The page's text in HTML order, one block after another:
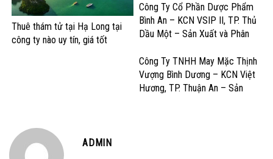
Thuê thám tử tại Hạ Long tại
công ty nào uy tín, giá tốt
– Sản Xuất Sữa và Sản Phẩm
Dinh Dưỡng
Công Ty Cổ Phần Dược Phẩm
Bình An – KCN VSIP II, TP. Thủ
Dầu Một – Sản Xuất và Phân
Cao
Công Ty TNHH May Mặc Thịnh
Vượng Bình Dương – KCN Việt
Hương, TP. Thuận An – Sản
ADMIN